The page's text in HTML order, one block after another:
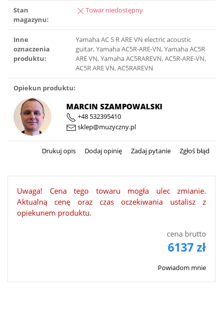
Stan
magazynu:
Towar niedostępny
Inne
oznaczenia
produktu:
Yamaha AC 5 R ARE VN electric acoustic
guitar, Yamaha AC5R-ARE-VN, Yamaha AC5R
ARE VN, Yamaha AC5RAREVN, AC5R-ARE-VN,
AC5R ARE VN, AC5RAREVN
Opiekun produktu:
MARCIN SZAMPOWALSKI
+48 532395410
sklep@muzyczny.pl
Drukuj opis Dodaj opinię Zadaj pytanie Zgłoś błąd
Uwaga! Cena tego towaru mogła ulec zmianie.
Aktualną cenę oraz czas oczekiwania ustalisz z
opiekunem produktu.
cena brutto
6137 zł
Powiadom mnie